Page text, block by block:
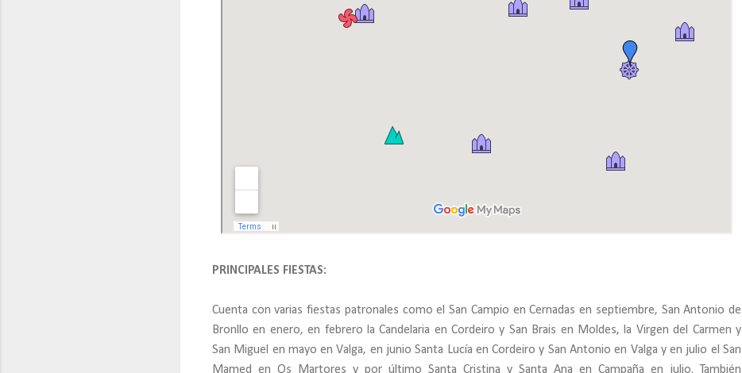
PRINCIPALES FIESTAS:
Cuenta con varias fiestas patronales como el San Campio en Cernadas en septiembre, San Antonio de
Bronllo en enero, en febrero la Candelaria en Cordeiro y San Brais en Moldes, la Virgen del Carmen y
San Miguel en mayo en Valga, en junio Santa Lucía en Cordeiro y San Antonio en Valga y en julio el San
Mamed en Os Martores y por último Santa Cristina y Santa Ana en Campaña en julio. También